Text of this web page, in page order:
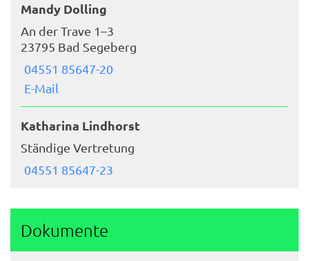
Mandy Dolling
An der Trave 1–3
23795 Bad Segeberg
04551 85647-20
E-Mail
Katharina Lindhorst
Ständige Vertretung
04551 85647-23
Dokumente